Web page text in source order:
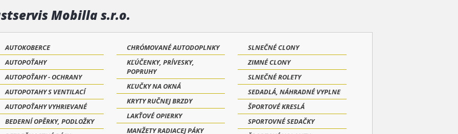
Mobilla s.r.o.
AUTOKOBERCE
AUTOPOŤAHY
AUTOPOŤAHY - OCHRANY
AUTOPOTAHY S VENTILACÍ
AUTOPOŤAHY VYHRIEVANÉ
BEDERNÍ OPĚRKY, PODLOŽKY
CHRÓMOVANÉ AUTODOPLNKY
KĽÚČENKY, PRÍVESKY,
POPRUHY
KĽUČKY NA OKNÁ
KRYTY RUČNEJ BRZDY
LAKŤOVÉ OPIERKY
MANŽETY RADIACEJ PÁKY
SLNEČNÉ CLONY
ZIMNÉ CLONY
SLNEČNÉ ROLETY
SEDADLÁ, NÁHRADNÉ VYPLNE
ŠPORTOVÉ KRESLÁ
SPORTOVNÉ SEDAČKY